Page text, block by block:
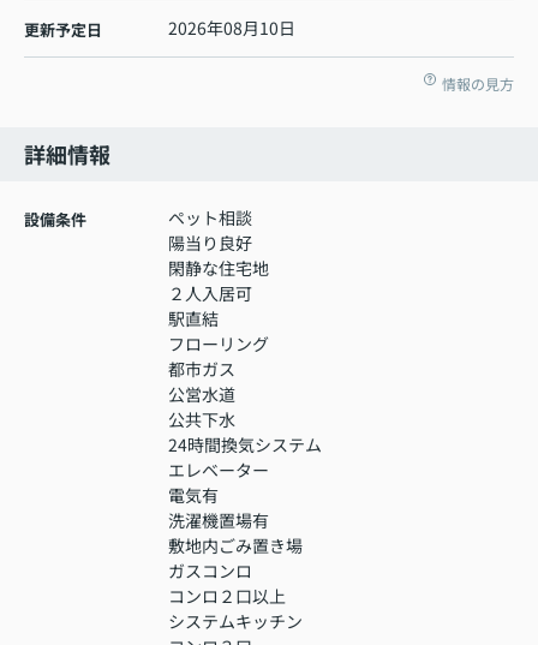
更新予定日 2026年08月10日
情報の見方
詳細情報
設備条件
ペット相談
陽当り良好
閑静な住宅地
２人入居可
駅直結
フローリング
都市ガス
公営水道
公共下水
24時間換気システム
エレベーター
電気有
洗濯機置場有
敷地内ごみ置き場
ガスコンロ
コンロ２口以上
システムキッチン